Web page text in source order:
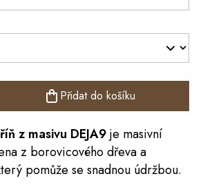
Přidat do košíku
z masivu DEJA9je masivní
z borovicového dřeva a
pomůže se snadnou údržbou.